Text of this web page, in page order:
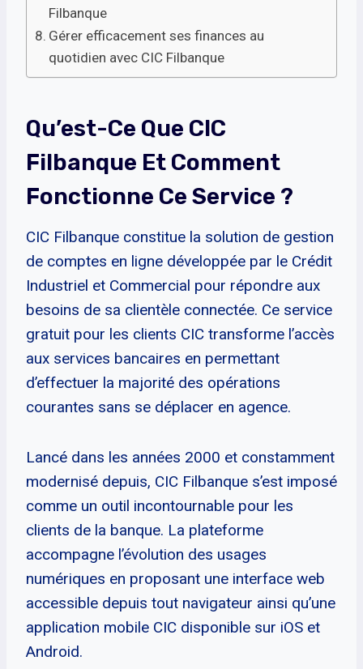
Filbanque
Gérer efficacement ses finances au
quotidien avec CIC Filbanque
Qu’est-Ce Que CIC
Filbanque Et Comment
Fonctionne Ce Service ?
CIC Filbanque constitue la solution de gestion
de comptes en ligne développée par le Crédit
Industriel et Commercial pour répondre aux
besoins de sa clientèle connectée. Ce service
gratuit pour les clients CIC transforme l’accès
aux services bancaires en permettant
d’effectuer la majorité des opérations
courantes sans se déplacer en agence.
Lancé dans les années 2000 et constamment
modernisé depuis, CIC Filbanque s’est imposé
comme un outil incontournable pour les
clients de la banque. La plateforme
accompagne l’évolution des usages
numériques en proposant une interface web
accessible depuis tout navigateur ainsi qu’une
application mobile CIC disponible sur iOS et
Android.